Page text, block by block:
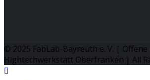
© 2025 FabLab-Bayreuth e. V. | Offene
Hightechwerkstatt Oberfranken | All